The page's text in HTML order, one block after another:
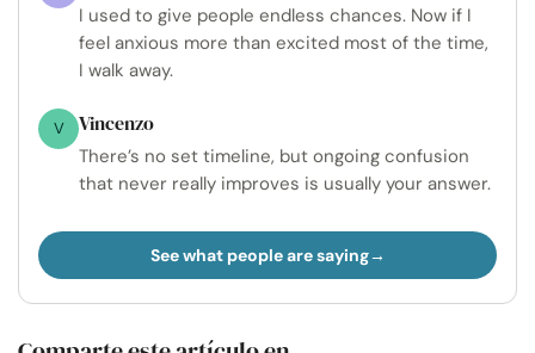
I used to give people endless chances. Now if I
feel anxious more than excited most of the time,
I walk away.
V Vincenzo
There’s no set timeline, but ongoing confusion
that never really improves is usually your answer.
See what people are saying